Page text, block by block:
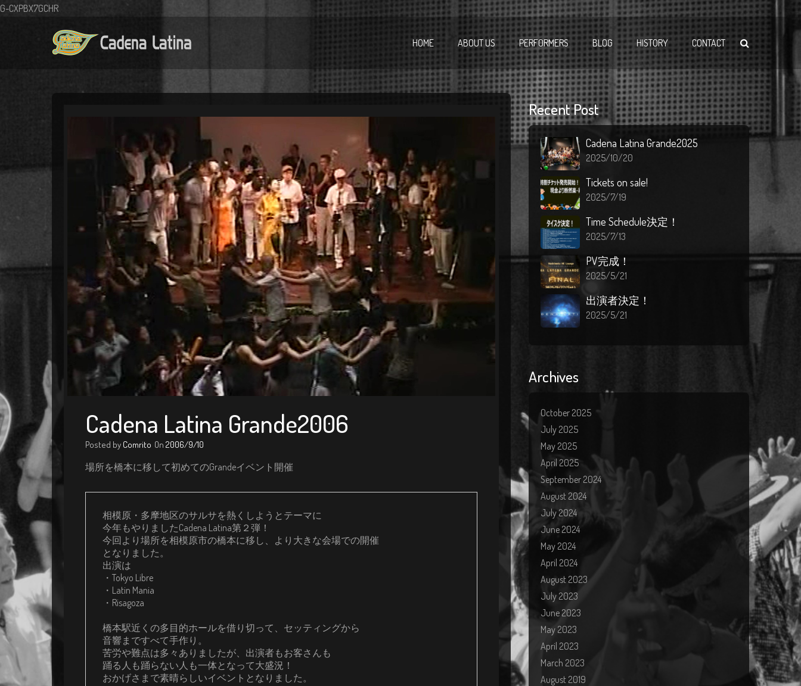
G-CXPBX7GCHR
HOME ABOUT US PERFORMERS BLOG HISTORY CONTACT
Cadena Latina Grande2006
Posted by Comrito On 2006/9/10
場所を橋本に移して初めてのGrandeイベント開催
相模原・多摩地区のサルサを熱くしようとテーマに
今年もやりましたCadena Latina第２弾！
今回より場所を相模原市の橋本に移し、より大きな会場での開催
となりました。
出演は
・Tokyo Libre
・Latin Mania
・Risagoza
橋本駅近くの多目的ホールを借り切って、セッティングから
音響まですべて手作り。
苦労や難点は多々ありましたが、出演者もお客さんも
踊る人も踊らない人も一体となって大盛況！
おかげさまで素晴らしいイベントとなりました。
Recent Post
Cadena Latina Grande2025
2025/10/20
Tickets on sale!
2025/7/19
Time Schedule決定！
2025/7/13
PV完成！
2025/5/21
出演者決定！
2025/5/21
Archives
October 2025
July 2025
May 2025
April 2025
September 2024
August 2024
July 2024
June 2024
May 2024
April 2024
August 2023
July 2023
June 2023
May 2023
April 2023
March 2023
August 2019